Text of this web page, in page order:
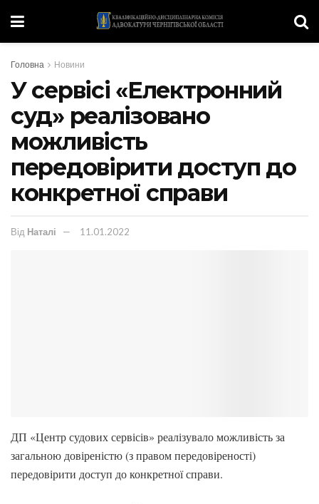
Головна Новини
У сервісі «Електронний
суд» реалізовано
можливість
передовірити доступ до
конкретної справи
Від Наталі 11.01.2022
ДП «Центр судових сервісів» реалізувало можливість за
загальною довіреністю (з правом передовіреності)
передовірити доступ до конкретної справи.